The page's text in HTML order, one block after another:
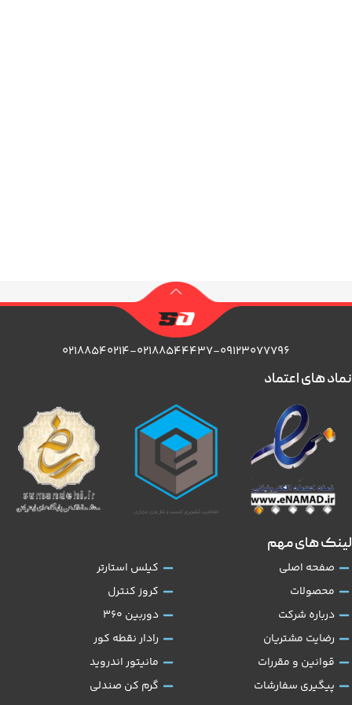
۰۲۱۸۸۵۴۰۲۱۴-۰۲۱۸۸۵۴۴۴۳۷-۰۹۱۲۳۰۷۷۷۹۶
لینک های مهم
صفحه اصلی
محصولات
درباره شرکت
رضایت مشتریان
قوانین و مقررات
پیگیری سفارشات
کیلس استارتر
کروز کنترل
دوربین 360
رادار نقطه کور
مانیتور اندروید
گرم کن صندلی
نماد های اعتماد